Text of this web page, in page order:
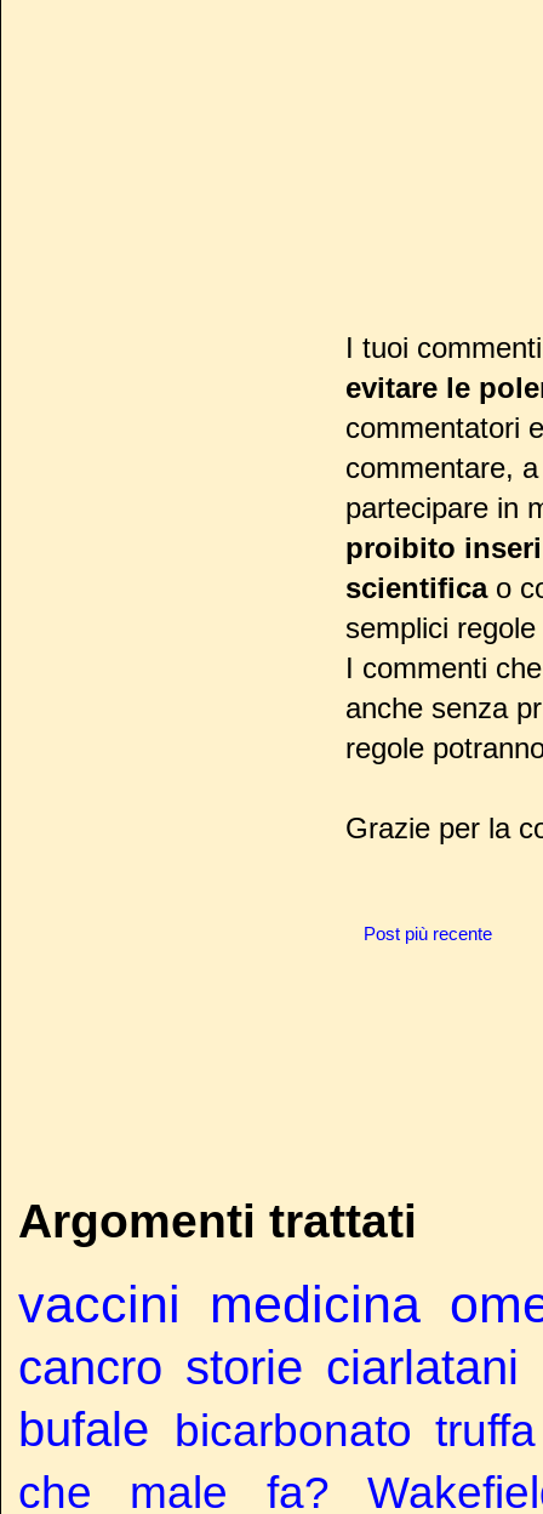
I tuoi
evitare le
commentatori
commentare,
partecipare in
proibito
scientificao
semplici
I commenti
anche senza
regole
Grazie per la
Post più recente
Argomenti trattati
vaccini medicina
cancro storie ciarlatani
bufale
bicarbonato truffa
che male fa?